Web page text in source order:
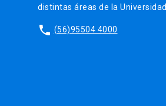
distintas áreas de la Universidad.
phone (56)95504 4000